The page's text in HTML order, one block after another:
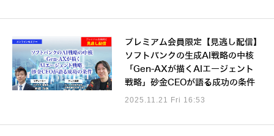
プレミアム会員限定【見逃し配信】
ソフトバンクの生成AI戦略の中核
「Gen-AXが描くAIエージェント
戦略」砂金CEOが語る成功の条件
2025.11.21 Fri 16:53